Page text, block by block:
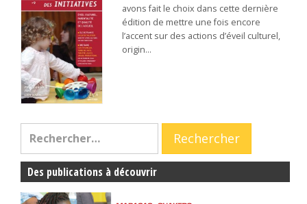
avons fait le choix dans cette dernière
édition de mettre une fois encore
l’accent sur des actions d’éveil culturel,
origin…
Des publications à découvrir